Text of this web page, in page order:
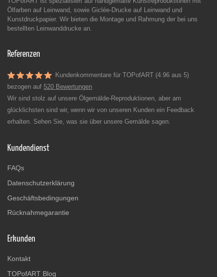
Ölfarben auf Leinwand, sowie Giclée-Drucke auf Leinwand und
Kunstdruckpapier. Wir bieten die Montage und Rahmung der bei uns
bestellten Leinwanddrucke an.
Referenzen
Kundenkommentare für TOPofART (4.96 aus 5)
bezogen auf 520 Bewertungen
Wir sind stolz auf unsere Ölgemälde-Reproduktionen, aber am
glücklichsten sind wir, wenn wir von unseren Kunden ein Feedback
erhalten. Sehen Sie, was sie über unsere Gemälde sagen.
Kundendienst
FAQs
Datenschutzerklärung
Geschäftsbedingungen
Rücknahmegarantie
Erkunden
Kontakt
TOPofART Blog